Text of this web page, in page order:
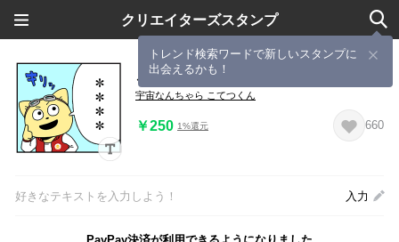
クリエイターズスタンプ
トレンド検索ワードで新しいスタンプに
出会えるかも！
こてつ 漫画コマ カスタムスタンプ
宇宙なんちゃら こてつくん
￥250 1%還元 660
好きなテキストを入力しよう！ 入力